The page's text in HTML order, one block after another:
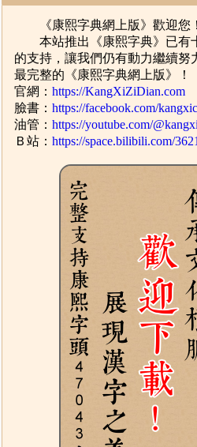
《康熙字典網上版》歡迎您！
本站推出《康熙字典》已有
的支持，讓我們仍有動力繼續努
最完整的《康熙字典網上版》！
官網：https://KangXiZiDian.com
臉書：https://facebook.com/
油管：https://youtube.com/
Ｂ站：https://space.bilibili.com/